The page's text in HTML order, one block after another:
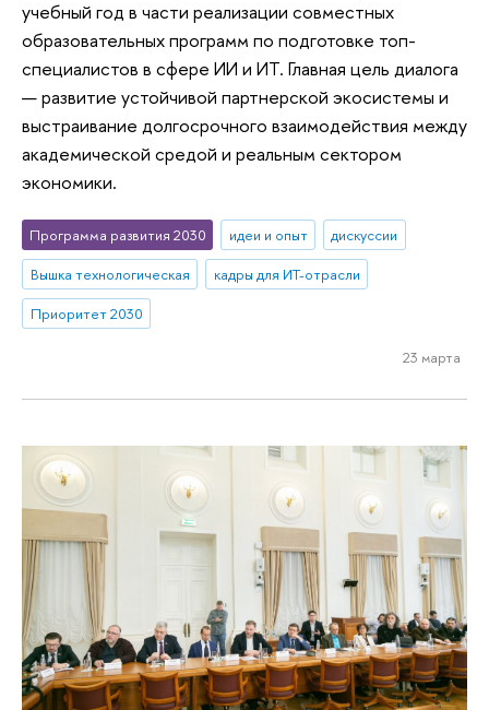
учебный год в части реализации совместных
образовательных программ по подготовке топ-
специалистов в сфере ИИ и ИТ. Главная цель диалога
— развитие устойчивой партнерской экосистемы и
выстраивание долгосрочного взаимодействия между
академической средой и реальным сектором
экономики.
Программа развития 2030 идеи и опыт
дискуссии
Вышка технологическая
кадры для ИТ-отрасли
Приоритет 2030
23 марта